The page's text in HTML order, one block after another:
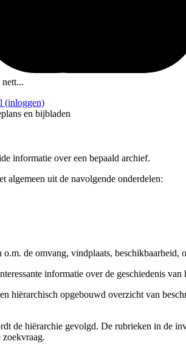
(inloggen)
en bijbladen
informatie over een bepaald archief.
algemeen uit de navolgende onderdelen:
de omvang, vindplaats, beschikbaarheid,
informatie over de geschiedenis
hiërarchisch opgebouwd overzicht van
de hiërarchie gevolgd. De rubrieken in de
zoekvraag.